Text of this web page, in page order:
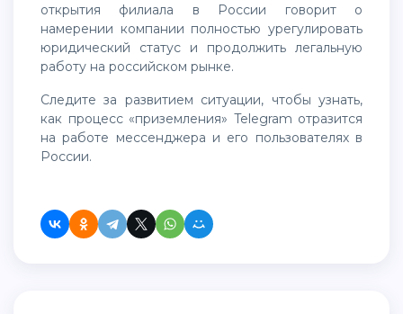
открытия филиала в России говорит о
намерении компании полностью урегулировать
юридический статус и продолжить легальную
работу на российском рынке.
Следите за развитием ситуации, чтобы узнать,
как процесс «приземления» Telegram отразится
на работе мессенджера и его пользователях в
России.